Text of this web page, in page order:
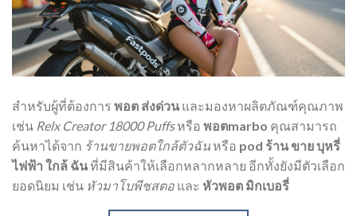
สำหรับผู้ที่ต้องการ พอต ส่งด่วน และมองหาผลิตภัณฑ์คุณภาพ
เช่น Relx Creator 18000 Puffsหรือ พอตmarbo คุณสามารถ
ค้นหาได้จาก ร้านขายพอตใกล้ตัวฉัน หรือ pod ร้าน ขาย บุหรี่
ไฟฟ้า ใกล้ ฉันที่มีสินค้าให้เลือกหลากหลาย อีกทั้งยังมีตัวเลือก
ยอดนิยม เช่น หัวมาโบพีชสตอ และ หัวพอต มิกเบอรี่